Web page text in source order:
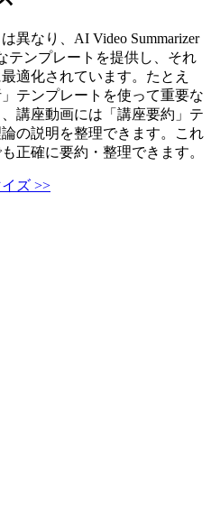
異なり、AI Video Summarizer
テンプレートを提供し、それ
適化されています。たとえ
テンプレートを使って重要な
講座動画には「講座要約」テ
の説明を整理できます。これ
正確に要約・整理できます。
ズ >>